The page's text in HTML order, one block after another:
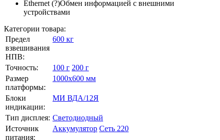
Ethernet (?)Обмен информацией с внешними
устройствами
Категории товара:
Предел
взвешивания
НПВ:
600 кг
Точность: 100 г 200 г
Размер
платформы:
1000х600 мм
Блоки
индикации:
МИ ВДА/12Я
Тип дисплея: Светодиодный
Источник
питания:
Аккумулятор Сеть 220